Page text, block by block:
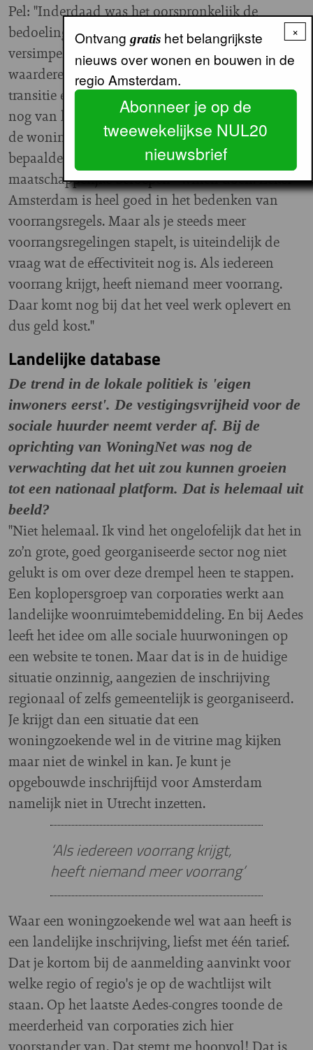
Pel: "Inderdaad was het oorspronkelijk de
bedoeling om het systeem ook direct te
versimpelen, dus ook voorrang met punten te
waarderen. Dat is niet gebeurd. Dat maakt deze
transitie extra complex. Ik hoop zelf dat het er
nog van komt. Je ziet dat met het toenemen van
de woningnood steeds meer gemeenten iets voor
bepaalde groepen - zoals starters, jongeren of
maatschappelijke beroepen - willen doen. Zeker
Amsterdam is heel goed in het bedenken van
voorrangsregels. Maar als je steeds meer
voorrangsregelingen stapelt, is uiteindelijk de
vraag wat de effectiviteit nog is. Als iedereen
voorrang krijgt, heeft niemand meer voorrang.
Daar komt nog bij dat het veel werk oplevert en
dus geld kost."
Landelijke database
De trend in de lokale politiek is 'eigen
inwoners eerst'. De vestigingsvrijheid voor de
sociale huurder neemt verder af. Bij de
oprichting van WoningNet was nog de
verwachting dat het uit zou kunnen groeien
tot een nationaal platform. Dat is helemaal uit
beeld?
"Niet helemaal. Ik vind het ongelofelijk dat het in
zo’n grote, goed georganiseerde sector nog niet
gelukt is om over deze drempel heen te stappen.
Een koplopersgroep van corporaties werkt aan
landelijke woonruimtebemiddeling. En bij Aedes
leeft het idee om alle sociale huurwoningen op
een website te tonen. Maar dat is in de huidige
situatie onzinnig, aangezien de inschrijving
regionaal of zelfs gemeentelijk is georganiseerd.
Je krijgt dan een situatie dat een
woningzoekende wel in de vitrine mag kijken
maar niet de winkel in kan. Je kunt je
opgebouwde inschrijftijd voor Amsterdam
namelijk niet in Utrecht inzetten.
‘Als iedereen voorrang krijgt,
heeft niemand meer voorrang’
Waar een woningzoekende wel wat aan heeft is
een landelijke inschrijving, liefst met één tarief.
Dat je kortom bij de aanmelding aanvinkt voor
welke regio of regio's je op de wachtlijst wilt
staan. Op het laatste Aedes-congres toonde de
meerderheid van corporaties zich hier
×
Ontvang gratishet belangrijkste
nieuws over wonen en bouwen in de
regio Amsterdam.
Abonneer je op de
tweewekelijkse NUL20
nieuwsbrief